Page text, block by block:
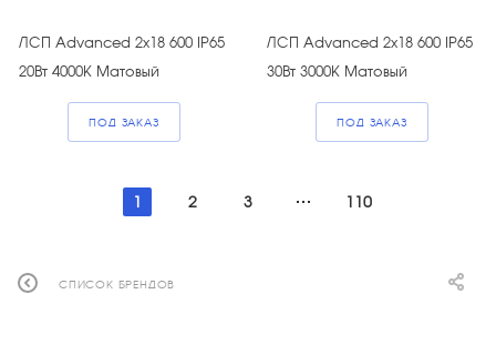
ЛСП Advanced 2х18 600 IP65
20Вт 4000К Матовый
ПОД ЗАКАЗ
ЛСП Advanced 2х18 600 IP65
30Вт 3000К Матовый
ПОД ЗАКАЗ
1 2 3 110
СПИСОК БРЕНДОВ